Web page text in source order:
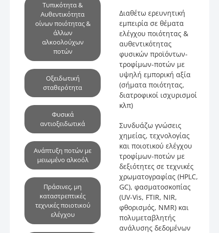
Τυπικότητα &
Αυθεντικότητα
οίνων ποιότητας &
άλλων
αλκοολούχων
ποτών
Οξειδωτική
σταθερότητα
Φυσικά
αντιοξειδωτικά
Ανάπτυξη ποτών με
μειωμένο αλκοόλ
Πράσινες, μη
καταστρεπτικές
τεχνικές ποιοτικού
ελέγχου
Διαθέτω ερευνητική
εμπειρία σε θέματα
ελέγχου ποιότητας &
αυθεντικότητας
φυσικών προϊόντων-
τροφίμων-ποτών με
υψηλή εμπορική αξία
(σήματα ποιότητας,
διατροφικοί ισχυρισμοί
κλπ)
Συνδυάζω γνώσεις
χημείας, τεχνολογίας
και ποιοτικού ελέγχου
τροφίμων-ποτών με
δεξιότητες σε τεχνικές
χρωματογραφίας (HPLC,
GC), φασματοσκοπίας
(UV-Vis, FTIR, NIR,
φθορισμός, NMR) και
πολυμεταβλητής
ανάλυσης δεδομένων